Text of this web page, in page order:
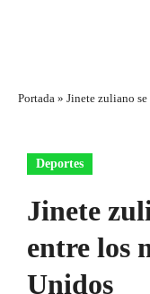
Portada » Jinete zuliano se
Deportes
Jinete
entre los
Unidos